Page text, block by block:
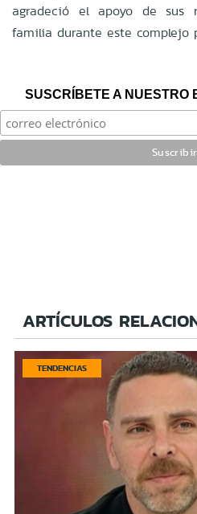
agradeció el apoyo de sus
familia durante este complejo
SUSCRÍBETE A NUESTRO
ARTÍCULOS
TENDENCIAS